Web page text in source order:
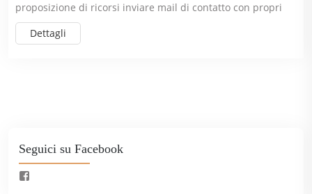
proposizione di ricorsi inviare mail di contatto con propri
Dettagli
Seguici su Facebook